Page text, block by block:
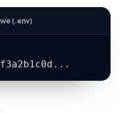
(.env)
.. .